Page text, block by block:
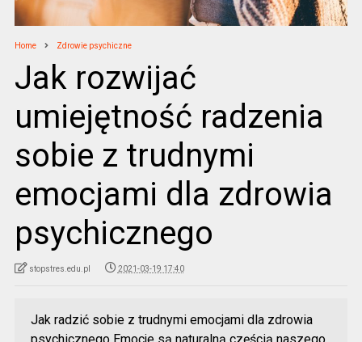
Home Zdrowie psychiczne
Jak rozwijać
umiejętność radzenia
sobie z trudnymi
emocjami dla zdrowia
psychicznego
stopstres.edu.pl 2021-03-19 17:40
Jak radzić sobie z trudnymi emocjami dla zdrowia
psychicznego Emocje są naturalną częścią naszego